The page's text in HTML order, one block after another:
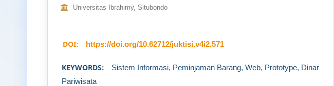
Universitas Ibrahimy, Situbondo
DOI: https://doi.org/10.62712/juktisi.v4i2.571
KEYWORDS:
Sistem Informasi, Peminjaman Barang, Web, Prototype, Dinar
Pariwisata